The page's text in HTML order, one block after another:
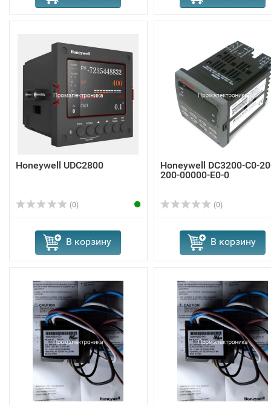
Honeywell UDC2800
(0)
В корзину
Honeywell DC3200-C0-
200-00000-E0-0
(0)
В корзину